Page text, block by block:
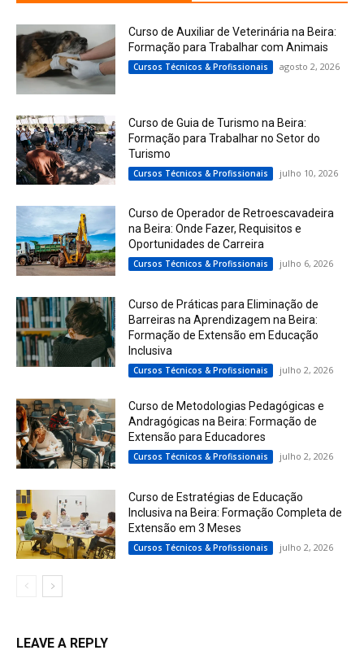
Curso de Auxiliar de Veterinária na Beira:
Formação para Trabalhar com Animais
Cursos Técnicos & Profissionais agosto 2, 2026
Curso de Guia de Turismo na Beira:
Formação para Trabalhar no Setor do
Turismo
Cursos Técnicos & Profissionais julho 10, 2026
Curso de Operador de Retroescavadeira
na Beira: Onde Fazer, Requisitos e
Oportunidades de Carreira
Cursos Técnicos & Profissionais julho 6, 2026
Curso de Práticas para Eliminação de
Barreiras na Aprendizagem na Beira:
Formação de Extensão em Educação
Inclusiva
Cursos Técnicos & Profissionais julho 2, 2026
Curso de Metodologias Pedagógicas e
Andragógicas na Beira: Formação de
Extensão para Educadores
Cursos Técnicos & Profissionais julho 2, 2026
Curso de Estratégias de Educação
Inclusiva na Beira: Formação Completa de
Extensão em 3 Meses
Cursos Técnicos & Profissionais julho 2, 2026
LEAVE A REPLY